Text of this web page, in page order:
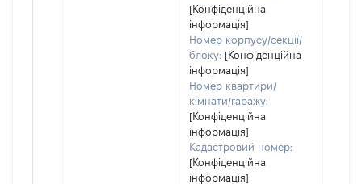
[Конфіденційна
інформація]
Номер корпусу/секції/
блоку: [Конфіденційна
інформація]
Номер квартири/
кімнати/гаражу:
[Конфіденційна
інформація]
Кадастровий номер:
[Конфіденційна
інформація]